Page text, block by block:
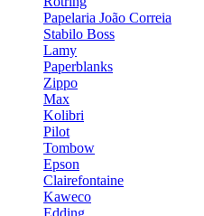
Papelaria João Correia
Stabilo Boss
Lamy
Paperblanks
Zippo
Max
Kolibri
Pilot
Tombow
Epson
Clairefontaine
Kaweco
Edding